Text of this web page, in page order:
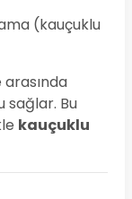
(kauçuklu
sağlar. Bu
kauçuklu